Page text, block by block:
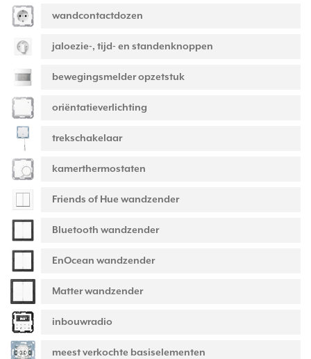
wandcontactdozen
jaloezie-, tijd- en standenknoppen
bewegingsmelder opzetstuk
oriëntatieverlichting
trekschakelaar
kamerthermostaten
Friends of Hue wandzender
Bluetooth wandzender
EnOcean wandzender
Matter wandzender
inbouwradio
meest verkochte basiselementen